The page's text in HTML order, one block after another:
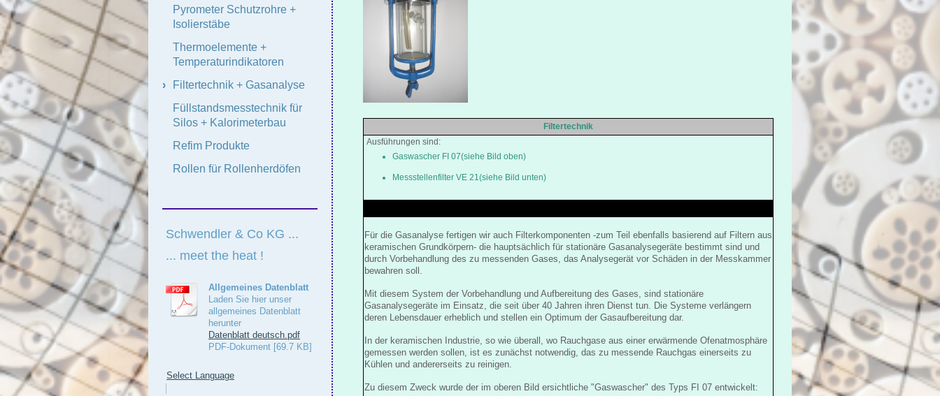
Filtertechnik
Ausführungen sind:
Gaswascher FI 07(siehe Bild oben)
Messstellenfilter VE 21(siehe Bild unten)
Für die Gasanalyse fertigen wir auch Filterkomponenten -zum Teil ebenfalls basierend auf Filtern aus
keramischen Grundkörpern- die hauptsächlich für stationäre Gasanalysegeräte bestimmt sind und
durch Vorbehandlung des zu messenden Gases, das Analysegerät vor Schäden in der Messkammer
bewahren soll.
Mit diesem System der Vorbehandlung und Aufbereitung des Gases, sind stationäre
Gasanalysegeräte im Einsatz, die seit über 40 Jahren ihren Dienst tun. Die Systeme verlängern
deren Lebensdauer erheblich und stellen ein Optimum der Gasaufbereitung dar.
In der keramischen Industrie, so wie überall, wo Rauchgase aus einer erwärmende Ofenatmosphäre
gemessen werden sollen, ist es zunächst notwendig, das zu messende Rauchgas einerseits zu
Kühlen und andererseits zu reinigen.
Zu diesem Zweck wurde der im oberen Bild ersichtliche "Gaswascher" des Typs FI 07 entwickelt:
Pyrometer Schutzrohre +
Isolierstäbe
Thermoelemente +
Temperaturindikatoren
Filtertechnik + Gasanalyse
Füllstandsmesstechnik für
Silos + Kalorimeterbau
Refim Produkte
Rollen für Rollenherdöfen
Schwendler & Co KG ...
... meet the heat !
Allgemeines Datenblatt
Laden Sie hier unser
allgemeines Datenblatt
herunter
Datenblatt deutsch.pdf
PDF-Dokument [69.7 KB]
Select Language